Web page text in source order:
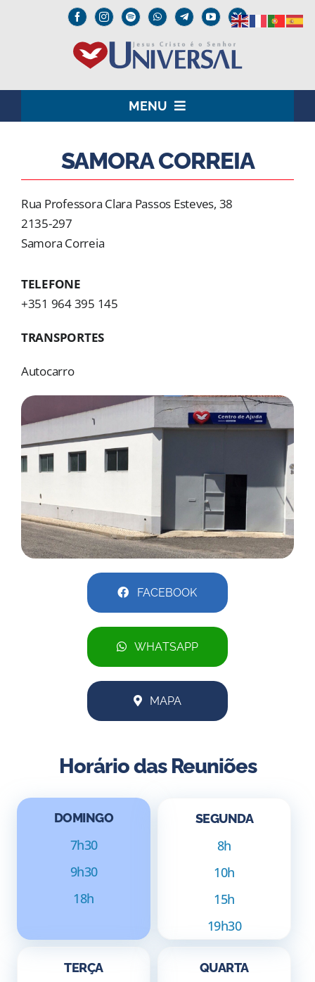
MENU
INSTITUCIONAL
UNIVERSAL+
MEDIA
SAMORA CORREIA
Rua Professora Clara Passos Esteves, 38
2135-297
Samora Correia
TELEFONE
+351 964 395 145
TRANSPORTES
Autocarro
FACEBOOK
WHATSAPP
MAPA
Horário das Reuniões
DOMINGO
7h30
9h30
18h
SEGUNDA
8h
10h
15h
19h30
TERÇA QUARTA